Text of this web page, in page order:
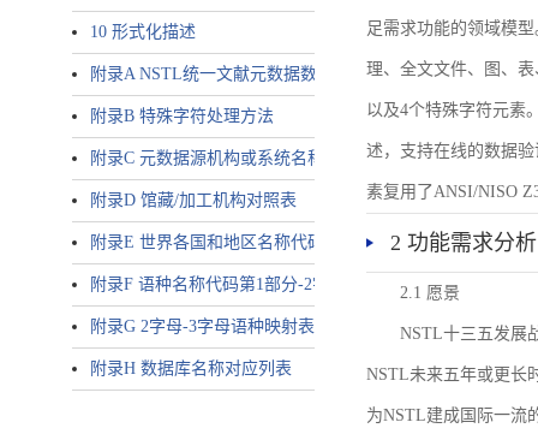
10 形式化描述
附录A NSTL统一文献元数据数据唯一标识符规则
附录B 特殊字符处理方法
附录C 元数据源机构或系统名称表
附录D 馆藏/加工机构对照表
附录E 世界各国和地区名称代码-2字母代码（GB/T 2659-
附录F 语种名称代码第1部分-2字母代码（GB/T 4880.1-2005
附录G 2字母-3字母语种映射表
附录H 数据库名称对应列表
足需求功能的领域模
理、全文文件、图、
以及4个特殊字符元素
述，支持在线的数据
素复用了ANSI/NISO
2 功能需求分析
2.1 愿景
NSTL十三五发展
NSTL未来五年或更长
为NSTL建成国际一流